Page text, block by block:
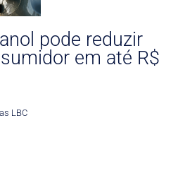
pode reduzir
em até R$
LBC